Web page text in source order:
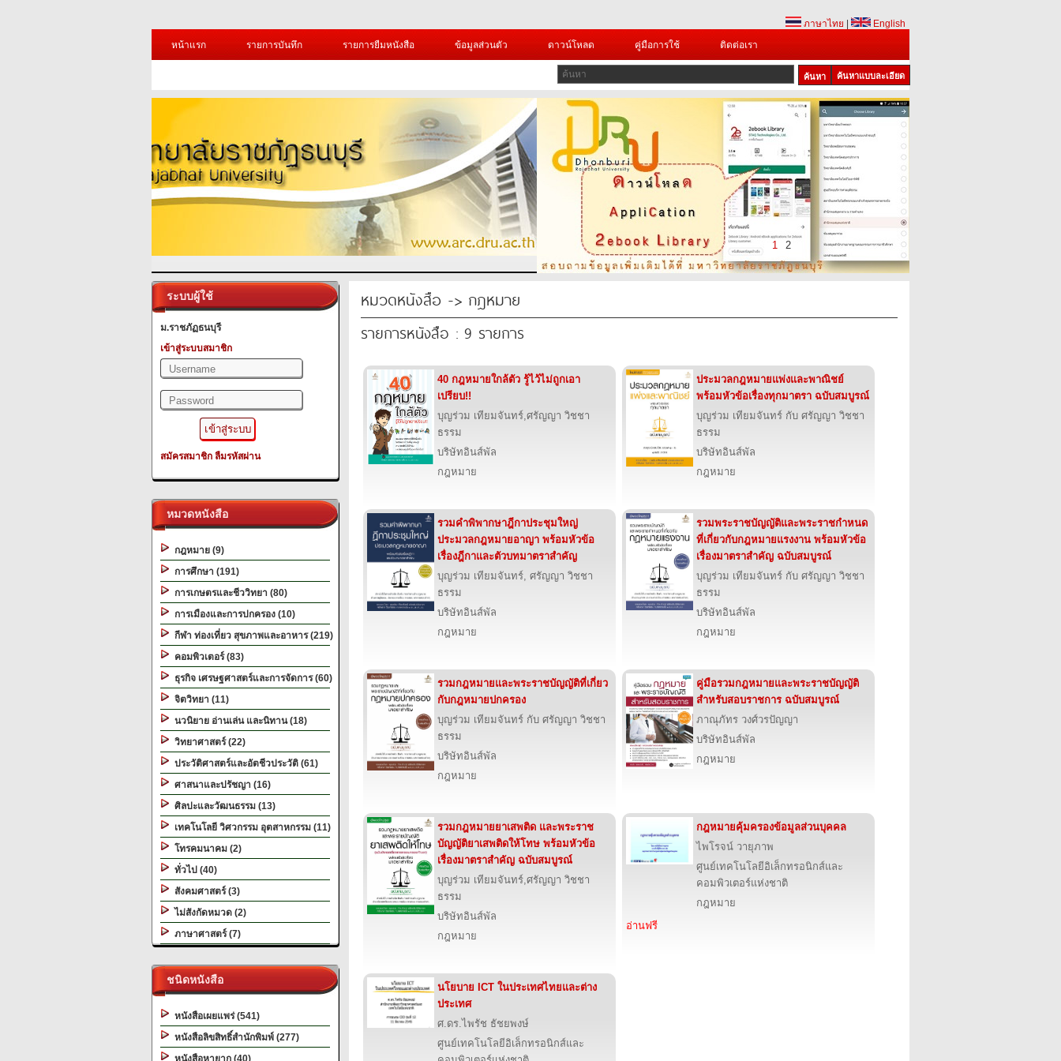
ภาษาไทย
English
หน้าแรก
รายการบันทึก รายการยืมหนังสือ ข้อมูลส่วนตัว ดาวน์โหลด คู่มือการใช้ ติดต่อเรา
ค้นหาแบบละเอียด
1 2
ระบบผู้ใช้
ม.ราชภัฏธนบุรี
เข้าสู่ระบบสมาชิก
สมัครสมาชิก ลืมรหัสผ่าน
หมวดหนังสือ
กฎหมาย (9)
การศึกษา (191)
การเกษตรและชีววิทยา (80)
การเมืองและการปกครอง (10)
กีฬา ท่องเที่ยว สุขภาพและอาหาร (219)
คอมพิวเตอร์ (83)
ธุรกิจ เศรษฐศาสตร์และการจัดการ (60)
จิตวิทยา (11)
นวนิยาย อ่านเล่น และนิทาน (18)
วิทยาศาสตร์ (22)
ประวัติศาสตร์และอัตชีวประวัติ (61)
ศาสนาและปรัชญา (16)
ศิลปะและวัฒนธรรม (13)
เทคโนโลยี วิศวกรรม อุตสาหกรรม (11)
โทรคมนาคม (2)
ทั่วไป (40)
สังคมศาสตร์ (3)
ไม่สังกัดหมวด (2)
ภาษาศาสตร์ (7)
ชนิดหนังสือ
หนังสือเผยแพร่ (541)
หนังสือลิขสิทธิ์สำนักพิมพ์ (277)
หนังสือหายาก (40)
หมวดหนังสือ -> กฎหมาย
รายการหนังสือ : 9 รายการ
40 กฎหมายใกล้ตัว รู้ไว้ไม่ถูกเอา
เปรียบ!!
บุญร่วม เทียมจันทร์,ศรัญญา วิชชา
ธรรม
บริษัทอินส์พัล
กฎหมาย
ประมวลกฎหมายแพ่งและพาณิชย์
พร้อมหัวข้อเรื่องทุกมาตรา ฉบับสมบูรณ์
บุญร่วม เทียมจันทร์ กับ ศรัญญา วิชชา
ธรรม
บริษัทอินส์พัล
กฎหมาย
รวมคำพิพากษาฎีกาประชุมใหญ่
ประมวลกฎหมายอาญา พร้อมหัวข้อ
เรื่องฎีกาและตัวบทมาตราสำคัญ
บุญร่วม เทียมจันทร์, ศรัญญา วิชชา
ธรรม
บริษัทอินส์พัล
กฎหมาย
รวมพระราชบัญญัติและพระราชกำหนด
ที่เกี่ยวกับกฎหมายแรงงาน พร้อมหัวข้อ
เรื่องมาตราสำคัญ ฉบับสมบูรณ์
บุญร่วม เทียมจันทร์ กับ ศรัญญา วิชชา
ธรรม
บริษัทอินส์พัล
กฎหมาย
รวมกฎหมายและพระราชบัญญัติที่เกี่ยว
กับกฎหมายปกครอง
บุญร่วม เทียมจันทร์ กับ ศรัญญา วิชชา
ธรรม
บริษัทอินส์พัล
กฎหมาย
คู่มือรวมกฎหมายและพระราชบัญญัติ
สำหรับสอบราชการ ฉบับสมบูรณ์
ภาณุภัทร วงศ์วรปัญญา
บริษัทอินส์พัล
กฎหมาย
รวมกฎหมายยาเสพติด และพระราช
บัญญัติยาเสพติดให้โทษ พร้อมหัวข้อ
เรื่องมาตราสำคัญ ฉบับสมบูรณ์
บุญร่วม เทียมจันทร์,ศรัญญา วิชชา
ธรรม
บริษัทอินส์พัล
กฎหมาย
กฎหมายคุ้มครองข้อมูลส่วนบุคคล
ไพโรจน์ วายุภาพ
ศูนย์เทคโนโลยีอิเล็กทรอนิกส์และ
คอมพิวเตอร์แห่งชาติ
กฎหมาย
อ่านฟรี
นโยบาย ICT ในประเทศไทยและต่าง
ประเทศ
ศ.ดร.ไพรัช ธัชยพงษ์
ศูนย์เทคโนโลยีอิเล็กทรอนิกส์และ